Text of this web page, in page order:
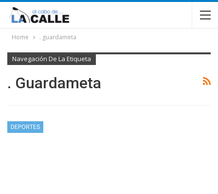
Home . guardameta
Navegación De La Etiqueta
. Guardameta
DEPORTES